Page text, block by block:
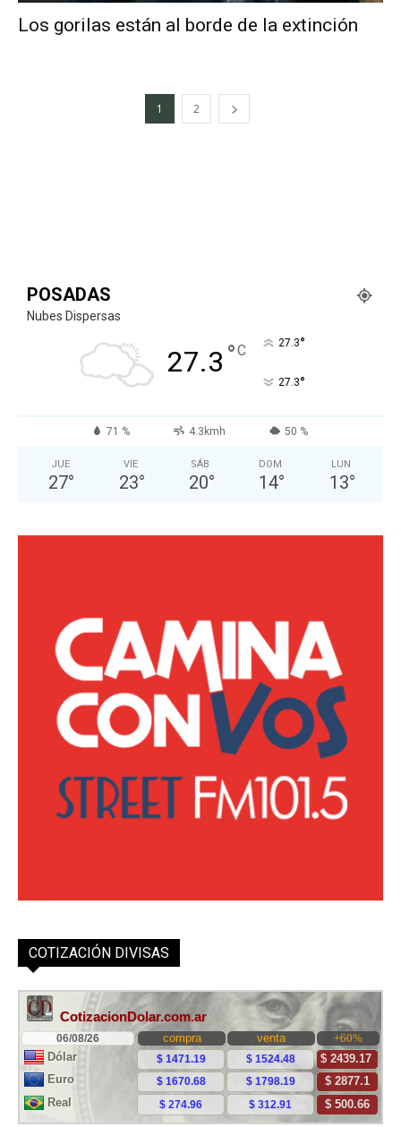
Los gorilas están al borde de la extinción
1 2
POSADAS
Nubes Dispersas
27.3 °C 27.3°
27.3°
71 % 4.3kmh 50 %
JUE
27°
VIE
23°
SÁB
20°
DOM
14°
LUN
13°
COTIZACIÓN DIVISAS